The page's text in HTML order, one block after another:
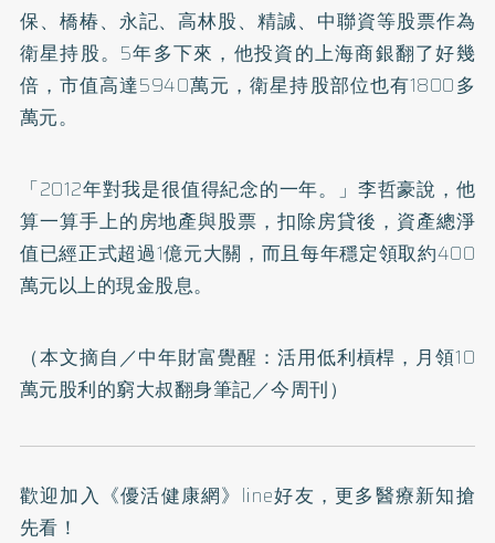
保、橋椿、永記、高林股、精誠、中聯資等股票作為
衛星持股。5年多下來，他投資的上海商銀翻了好幾
倍，市值高達5940萬元，衛星持股部位也有1800多
萬元。
「2012年對我是很值得紀念的一年。」李哲豪說，他
算一算手上的房地產與股票，扣除房貸後，資產總淨
值已經正式超過1億元大關，而且每年穩定領取約400
萬元以上的現金股息。
（本文摘自／中年財富覺醒：活用低利槓桿，月領10
萬元股利的窮大叔翻身筆記／今周刊）
歡迎加入 《優活健康網》line好友 ，更多醫療新知搶
先看！